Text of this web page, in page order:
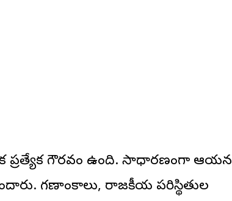
ప్రత్యేక గౌరవం ఉంది. సాధారణంగా ఆయన
గణాంకాలు, రాజకీయ పరిస్థితుల